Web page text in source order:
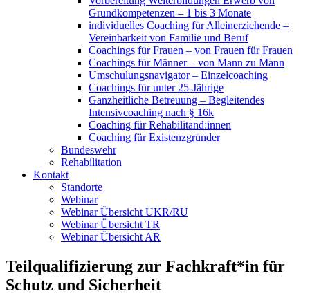
Grundkompetenzen – 1 bis 3 Monate
individuelles Coaching für Alleinerziehende –
Vereinbarkeit von Familie und Beruf
Coachings für Frauen – von Frauen für Frauen
Coachings für Männer – von Mann zu Mann
Umschulungsnavigator – Einzelcoaching
Coachings für unter 25-Jährige
Ganzheitliche Betreuung – Begleitendes
Intensivcoaching nach § 16k
Coaching für Rehabilitand:innen
Coaching für Existenzgründer
Bundeswehr
Rehabilitation
Kontakt
Standorte
Webinar
Webinar Übersicht UKR/RU
Webinar Übersicht TR
Webinar Übersicht AR
Teilqualifizierung zur Fachkraft*in für
Schutz und Sicherheit